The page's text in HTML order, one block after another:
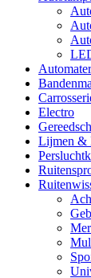
Electro
Lijmen &